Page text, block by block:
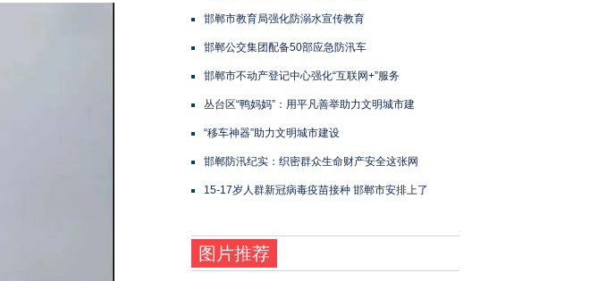
邯郸市教育局强化防溺水宣传教育
邯郸公交集团配备50部应急防汛车
邯郸市不动产登记中心强化“互联网+”服务
丛台区“鸭妈妈”：用平凡善举助力文明城市建
“移车神器”助力文明城市建设
邯郸防汛纪实：织密群众生命财产安全这张网
15-17岁人群新冠病毒疫苗接种 邯郸市安排上了
图片推荐